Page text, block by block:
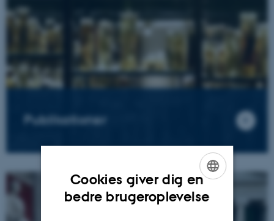
Publikationer
ENGLISH
Cookies giver dig en
bedre brugeroplevelse